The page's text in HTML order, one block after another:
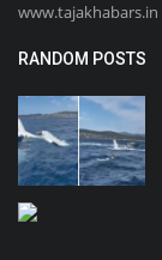
www.tajakhabars.in
RANDOM POSTS